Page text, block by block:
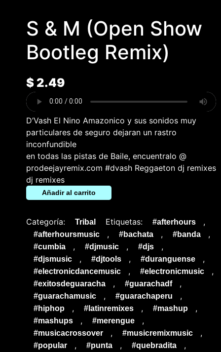
S & M (Open Show
Bootleg Remix)
$2.49
D’Vash El Nino Amazonico y sus sonidos muy
particulares de seguro dejaran un rastro
inconfundible
en todas las pistas de Baile, encuentralo @
prodeejayremix.com #dvash Reggaeton dj remixes
dj remixes
Añadir al carrito
Categoría: Tribal Etiquetas: #afterhours ,
#afterhoursmusic , #bachata , #banda ,
#cumbia , #djmusic , #djs ,
#djsmusic , #djtools , #duranguense ,
#electronicdancemusic , #electronicmusic ,
#exitosdeguaracha , #guarachadf ,
#guarachamusic , #guarachaperu ,
#hiphop , #latinremixes , #mashup ,
#mashups , #merengue ,
#musicacrossover , #musicremixmusic ,
#popular , #punta , #quebradita ,